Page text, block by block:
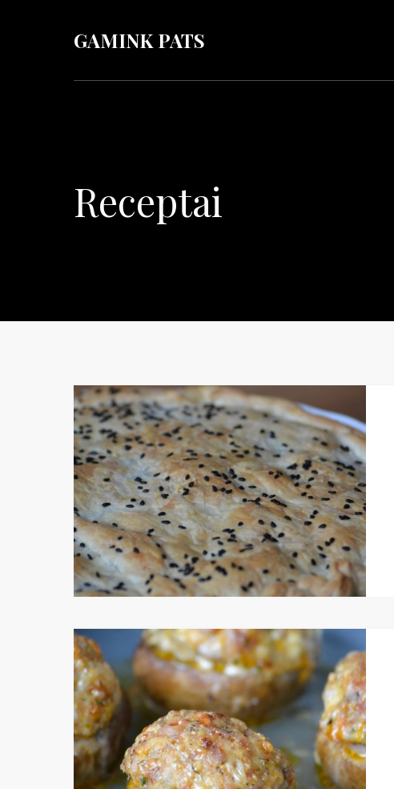
GAMINK PATS
Receptai